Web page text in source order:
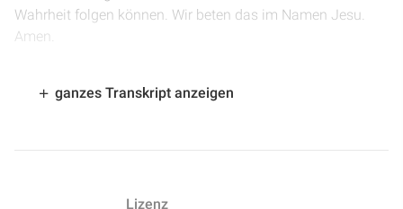
Wahrheit folgen können. Wir beten das im Namen Jesu.
Amen.
Gelegenheit, das Wort Gottes mal in seiner Originalsprache
ganzes Transkript anzeigen
Lizenz